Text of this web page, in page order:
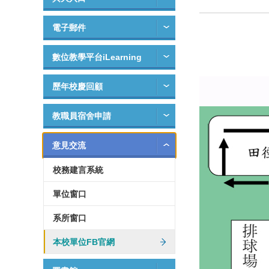
電子郵件
數位教學平台iLearning
歷年校慶回顧
教職員宿舍申請
意見交流
校務建言系統
單位窗口
系所窗口
本校單位FB官網